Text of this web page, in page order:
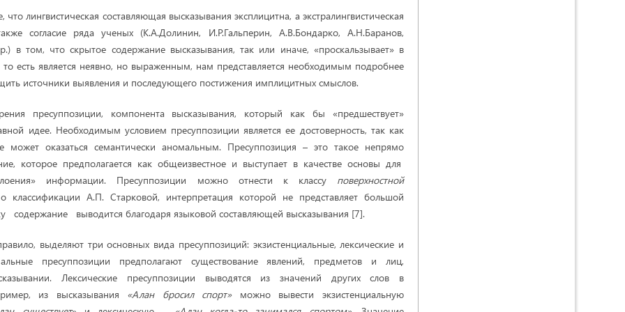
лингвистическая составляющая высказывания эксплицитна, а экстралингвистическая
согласие ряда ученых (К.А.Долинин, И.Р.Гальперин, А.В.Бондарко, А.Н.Баранов,
в том, что скрытое содержание высказывания, так или иначе, «проскальзывает» в
то есть является неявно, но выраженным, нам представляется необходимым подробнее
источники выявления и последующего постижения имплицитных смыслов.
пресуппозиции, компонента высказывания, который как бы «предшествует»
идее. Необходимым условием пресуппозиции является ее достоверность, так как
может оказаться семантически аномальным. Пресуппозиция – это такое непрямо
которое предполагается как общеизвестное и выступает в качестве основы для
информации. Пресуппозиции можно отнести к классу поверхностной
А.П. Старковой, интерпретация которой не представляет большой
содержание выводится благодаря языковой составляющей высказывания [7].
выделяют три основных вида пресуппозиций: экзистенциальные, лексические и
пресуппозиции предполагают существование явлений, предметов и лиц,
Лексические пресуппозиции выводятся из значений других слов в
из высказывания «Алан бросил спорт»можно вывести экзистенциальную